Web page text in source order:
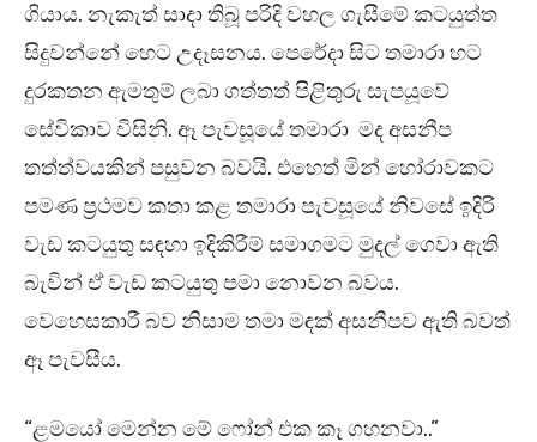
ගියාය. නැකැත් සාදා තිබූ පරිදි වහල ගැසීමේ කටයුත්ත
සිදුවන්නේ හෙට උදෑසනය. පෙරේදා සිට තමාරා හට
දුරකතන ඇමතුම් ලබා ගත්තත් පිළිතුරු සැපයූවේ
සේවිකාව විසිනි. ඈ පැවසූයේ තමාරා මද අසනීප
තත්ත්වයකින් පසුවන බවයි. එහෙත් මින් හෝරාවකට
පමණ ප්‍රථමව කතා කළ තමාරා පැවසූයේ නිවසේ ඉදිරි
වැඩ කටයුතු සඳහා ඉදිකිරීම් සමාගමට මුදල් ගෙවා ඇති
බැවින් ඒ වැඩ කටයුතු පමා නොවන බවය.
වෙහෙසකාරී බව නිසාම තමා මඳක් අසනීපව ඇති බවත්
ඈ පැවසීය.
“ළමයෝ මෙන්න මේ ෆෝන් එක කෑ ගහනවා..”